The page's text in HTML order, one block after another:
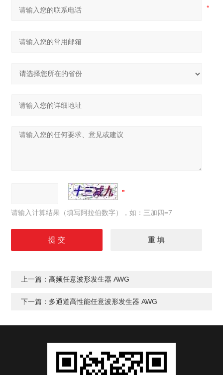
请输入计算结果（填写阿拉伯数字），如：三加四=7
上一篇：高频任意波形发生器 AWG
下一篇： 多通道高性能任意波形发生器 AWG